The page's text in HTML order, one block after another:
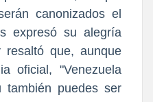
canonizados el
expresó su alegría
resaltó que, aunque
oficial, "Venezuela
puedes ser